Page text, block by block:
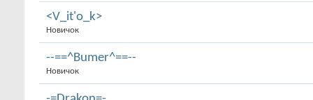
<V_it'o_k>
Новичок
--==^Bumer^==--
Новичок